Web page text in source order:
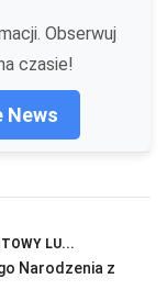
Obserwuj
czasie!
News
LU...
Narodzenia z